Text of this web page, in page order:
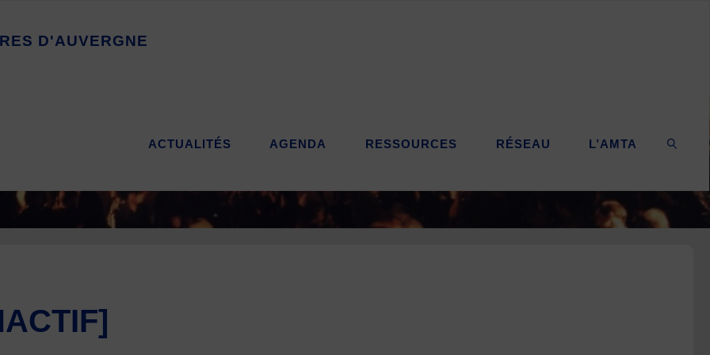
RES D'AUVERGNE
ACTUALITÉS AGENDA RESSOURCES RÉSEAU L’AMTA